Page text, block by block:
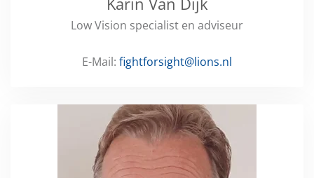
Low Vision specialist en adviseur
E-Mail: fightforsight@lions.nl